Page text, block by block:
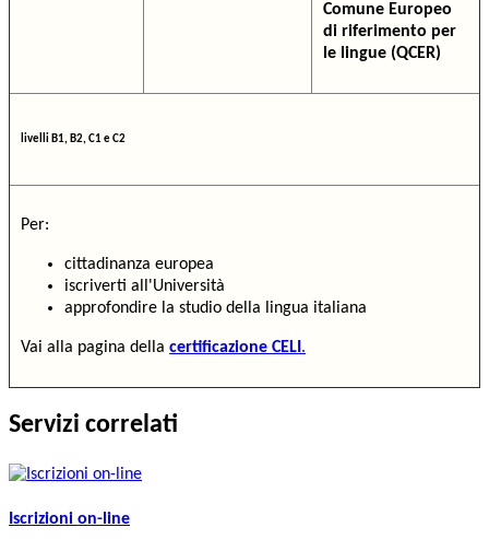
Comune Europeo
di riferimento per
le lingue (QCER)
livelli B1, B2, C1 e C2
Per:
cittadinanza europea
iscriverti all'Università
approfondire la studio della lingua italiana
Vai alla pagina della certificazione CELI .
Servizi correlati
Iscrizioni on-line